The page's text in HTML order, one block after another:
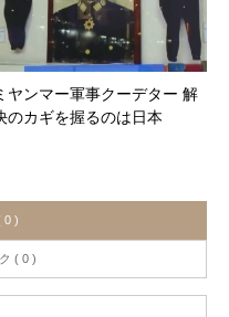
ヤンマー軍事クーデター 解
のカギを握るのは日本
0 )
( 0 )